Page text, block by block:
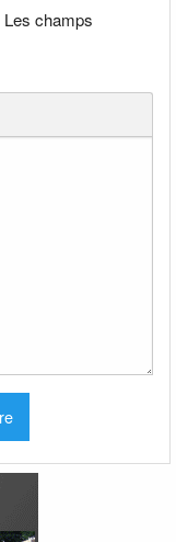
Les champs